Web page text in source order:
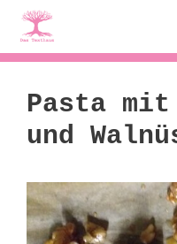
Zum
Inhalt
springen
Pasta
und